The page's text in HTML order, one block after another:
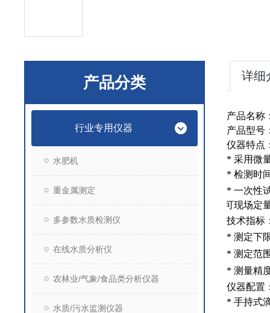
产品分类
行业专用仪器
水肥机
重金属测定
多参数水质检测仪
在线水质分析仪
农林业/气象/食品类分析仪器
水质/污水监测仪器
详细
产品名称
产品型号
仪器特点
* 采用微
* 检测时
* 一次性
可现场定
技术指标
* 测定下
* 测定范
* 测量精
仪器配置
* 手持式